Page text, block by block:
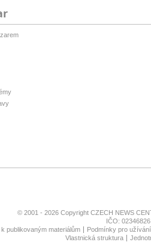
© 2001 - 2026 Copyright CZECH NEWS
IČO:
publikovaným materiálům
Podmínky pro
Vlastnická struktura